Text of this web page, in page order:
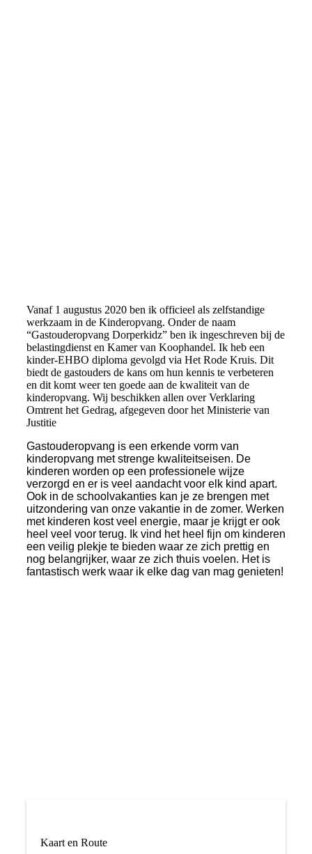
Vanaf 1 augustus 2020 ben ik officieel als zelfstandige
werkzaam in de Kinderopvang. Onder de naam
“Gastouderopvang Dorperkidz” ben ik ingeschreven bij de
belastingdienst en Kamer van Koophandel. Ik heb een
kinder-EHBO diploma gevolgd via Het Rode Kruis. Dit
biedt de gastouders de kans om hun kennis te verbeteren
en dit komt weer ten goede aan de kwaliteit van de
kinderopvang. Wij beschikken allen over Verklaring
Omtrent het Gedrag, afgegeven door het Ministerie van
Justitie
Gastouderopvang is een erkende vorm van
kinderopvang met strenge kwaliteitseisen. De
kinderen worden op een professionele wijze
verzorgd en er is veel aandacht voor elk kind apart.
Ook in de schoolvakanties kan je ze brengen met
uitzondering van onze vakantie in de zomer. Werken
met kinderen kost veel energie, maar je krijgt er ook
heel veel voor terug. Ik vind het heel fijn om kinderen
een veilig plekje te bieden waar ze zich prettig en
nog belangrijker, waar ze zich thuis voelen. Het is
fantastisch werk waar ik elke dag van mag genieten!
Kaart en Route